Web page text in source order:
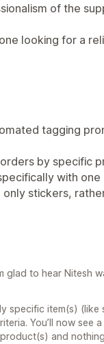
of the
looking for a
tagging
by specific
with one
stickers,
glad to hear Nitesh
specific item(s) (like
You’ll now see
and